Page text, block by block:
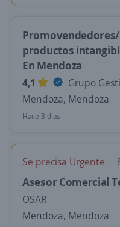
productos
En Mendoza
4,1
Grupo
Mendoza, Mendoza
Hace 3 días
Se precisa Urgente
Asesor Comercial
OSAR
Mendoza, Mendoza